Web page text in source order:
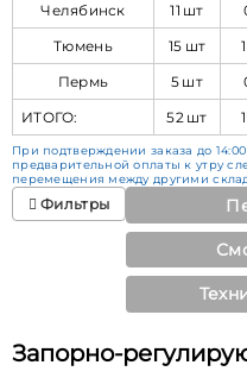
Челябинск
11 шт
Тюмень
15 шт
Пермь
5 шт
ИТОГО:
52 шт
При подтверждении заказа до
предварительной оплаты к утру
перемещения между другими
Фильтры
Запорно-